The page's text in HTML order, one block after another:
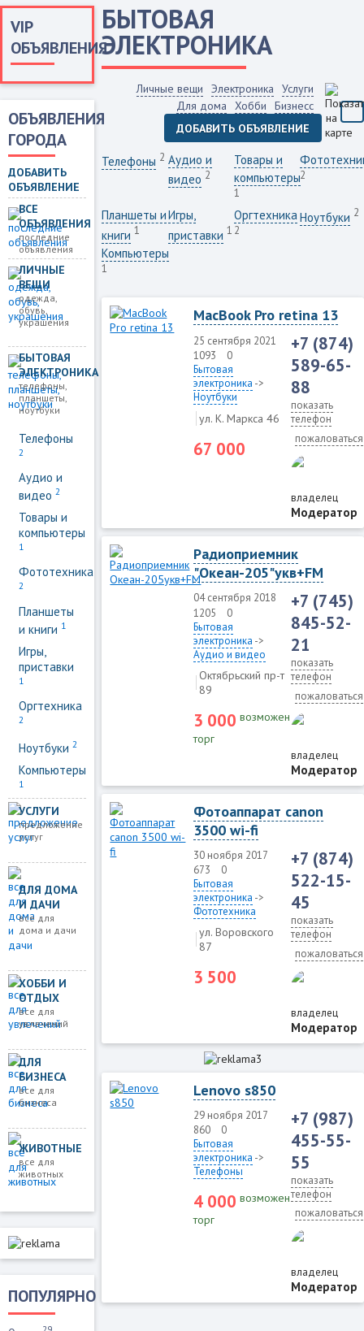
VIP
ОБЪЯВЛЕНИЯ
ОБЪЯВЛЕНИЯ
ГОРОДА
ДОБАВИТЬ
ОБЪЯВЛЕНИЕ
ВСЕ
ОБЪЯВЛЕНИЯ
последние
объявления
ЛИЧНЫЕ
ВЕЩИ
одежда,
обувь,
украшения
БЫТОВАЯ
ЭЛЕКТРОНИКА
телефоны,
планшеты,
ноутбуки
Телефоны
2
Аудио и
видео2
Товары и
компьютеры
1
Фототехника
2
Планшеты
и книги 1
Игры,
приставки
1
Оргтехника
2
Ноутбуки2
Компьютеры
1
УСЛУГИ
предложение
услуг
ДЛЯ ДОМА
И ДАЧИ
все для
дома и дачи
ХОББИ И
ОТДЫХ
все для
увлечений
ДЛЯ
БИЗНЕСА
все для
бизнеса
ЖИВОТНЫЕ
все для
животных
ПОПУЛЯРНО
БЫТОВАЯ
ЭЛЕКТРОНИКА
Личные вещи Электроника
Услуги
Для дома
Хобби
Бизнесс
ДОБАВИТЬ ОБЪЯВЛЕНИЕ
Телефоны 2 Аудио и
видео 2
Товары и
компьютеры
1
2
Планшеты и
книги 1
Игры,
приставки 1
Оргтехника
2
Ноутбуки 2
Компьютеры
1
MacBook Pro retina 13
25 сентября 2021
1093
0
Бытовая
электроника ->
Ноутбуки
ул. К. Маркса 46
67 000
+7 (874)
589-65-
88
показать
телефон
пожаловаться
владелец
Модератор
Радиоприемник
"Океан-205"укв+FM
04 сентября 2018
1205
0
Бытовая
электроника ->
Аудио и видео
Октябрьский пр-т
89
3 000 возможен
торг
+7 (745)
845-52-
21
показать
телефон
пожаловаться
владелец
Модератор
Фотоаппарат canon
3500 wi-fi
30 ноября 2017
673
0
Бытовая
электроника ->
Фототехника
ул. Воровского
87
3 500
+7 (874)
522-15-
45
показать
телефон
пожаловаться
владелец
Модератор
Lenovo s850
29 ноября 2017
860
0
Бытовая
электроника ->
Телефоны
4 000 возможен
торг
+7 (987)
455-55-
55
показать
телефон
пожаловаться
владелец
Модератор